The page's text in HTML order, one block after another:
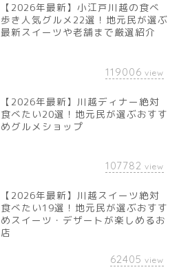
【2026年最新】小江戸川越の食べ
歩き人気グルメ22選！地元民が選ぶ
最新スイーツや老舗まで厳選紹介
119006 view
【2026年最新】川越ディナー絶対
食べたい20選！地元民が選ぶおすす
めグルメショップ
107782 view
【2026年最新】川越スイーツ絶対
食べたい19選！地元民が選ぶおすす
めスイーツ・デザートが楽しめるお
店
62405 view